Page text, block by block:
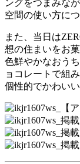
ングをつまみなが
空間の使い方に
また、当日は
想の住まいをお
色鮮やかなおう
ョコレートで組
個性的でかわい